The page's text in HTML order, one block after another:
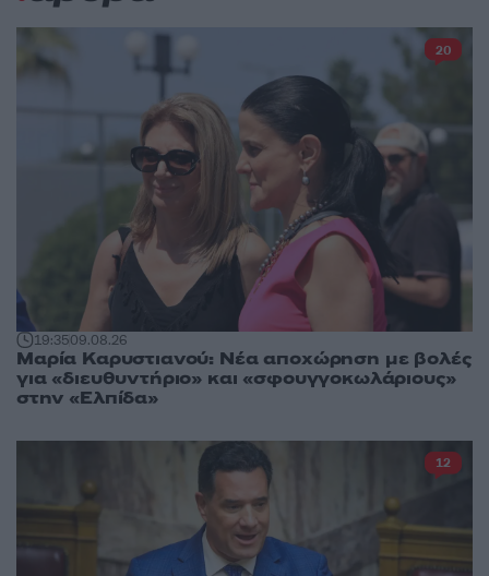
19:3509.08.26
Μαρία Καρυστιανού: Νέα αποχώρηση με βολές
για «διευθυντήριο» και «σφουγγοκωλάριους»
στην «Ελπίδα»
20
12